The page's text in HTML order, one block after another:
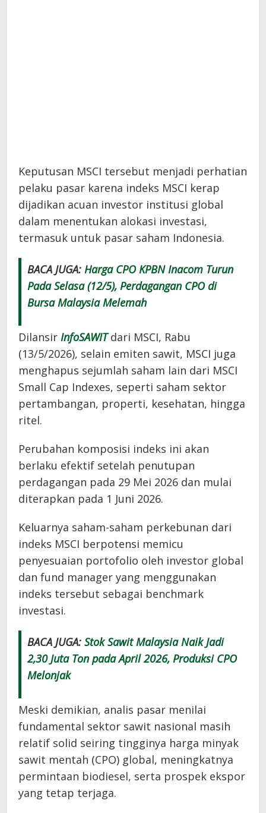
Keputusan MSCI tersebut menjadi perhatian
pelaku pasar karena indeks MSCI kerap
dijadikan acuan investor institusi global
dalam menentukan alokasi investasi,
termasuk untuk pasar saham Indonesia.
BACA JUGA: Harga CPO KPBN Inacom Turun
Pada Selasa (12/5), Perdagangan CPO di
Bursa Malaysia Melemah
Dilansir InfoSAWITdari MSCI, Rabu
(13/5/2026), selain emiten sawit, MSCI juga
menghapus sejumlah saham lain dari MSCI
Small Cap Indexes, seperti saham sektor
pertambangan, properti, kesehatan, hingga
ritel.
Perubahan komposisi indeks ini akan
berlaku efektif setelah penutupan
perdagangan pada 29 Mei 2026 dan mulai
diterapkan pada 1 Juni 2026.
Keluarnya saham-saham perkebunan dari
indeks MSCI berpotensi memicu
penyesuaian portofolio oleh investor global
dan fund manager yang menggunakan
indeks tersebut sebagai benchmark
investasi.
BACA JUGA: Stok Sawit Malaysia Naik Jadi
2,30 Juta Ton pada April 2026, Produksi CPO
Melonjak
Meski demikian, analis pasar menilai
fundamental sektor sawit nasional masih
relatif solid seiring tingginya harga minyak
sawit mentah (CPO) global, meningkatnya
permintaan biodiesel, serta prospek ekspor
yang tetap terjaga.